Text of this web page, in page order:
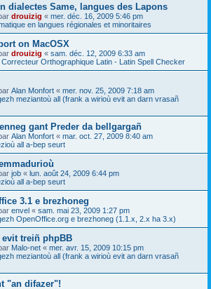
dialectes Same, langues des Lapons
drouizig « mer. déc. 16, 2009 5:46 pm
en langues régionales et minoritaires
on MacOSX
drouizig « sam. déc. 12, 2009 6:33 am
Orthographique Latin - Latin Spell Checker
Alan Monfort « mer. nov. 25, 2009 7:18 am
meziantoù all (frank a wirioù evit an darn vrasañ
gant Preder da bellgargañ
Alan Monfort « mar. oct. 27, 2009 8:40 am
all a-bep seurt
job « lun. août 24, 2009 6:44 pm
all a-bep seurt
3.1 e brezhoneg
envel « sam. mai 23, 2009 1:27 pm
OpenOffice.org e brezhoneg (1.1.x, 2.x ha 3.x)
treiñ phpBB
Malo-net « mer. avr. 15, 2009 10:15 pm
meziantoù all (frank a wirioù evit an darn vrasañ
"an difazer"!